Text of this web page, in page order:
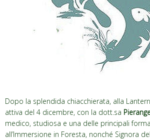
Dopo la splendida chiacchierata, alla
attiva del 4 dicembre, con la dott.sa
medico, studiosa e una delle principali
all’Immersione in Foresta, nonché Signora